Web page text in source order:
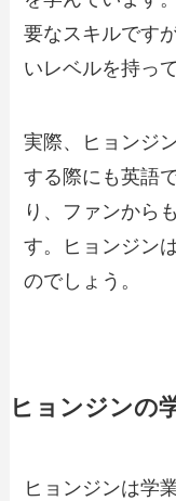
要なスキルです
いレベルを持っ
実際、ヒョンジ
する際にも英語
り、ファンから
す。ヒョンジン
のでしょう。
ヒョンジンの
ヒョンジンは学